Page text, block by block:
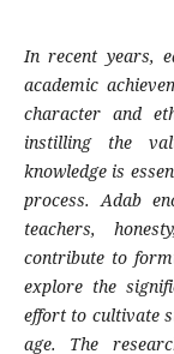
In recent years,
academic
character and
instilling the
knowledge is
process. Adab
teachers,
contribute to
explore the
effort to cultivate
age. The